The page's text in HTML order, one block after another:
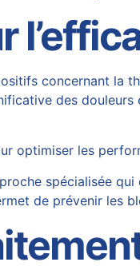
concernant la
des
optimiser les
spécialisée
de prévenir les